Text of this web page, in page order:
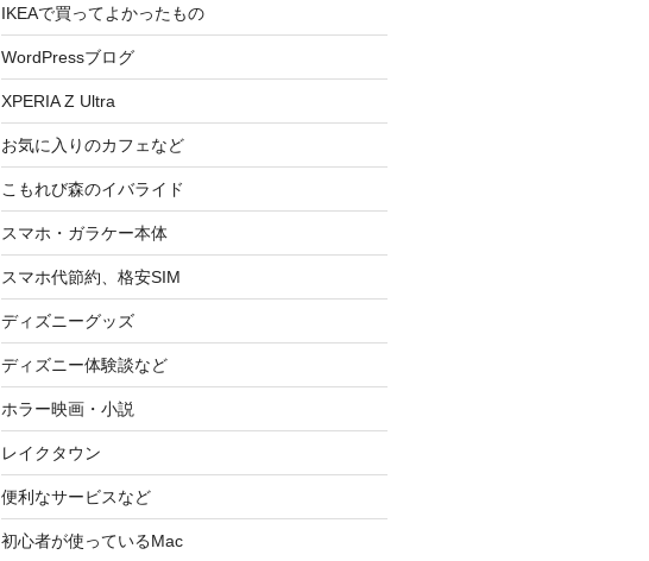
IKEAで買ってよかったもの
WordPressブログ
XPERIA Z Ultra
お気に入りのカフェなど
こもれび森のイバライド
スマホ・ガラケー本体
スマホ代節約、格安SIM
ディズニーグッズ
ディズニー体験談など
ホラー映画・小説
レイクタウン
便利なサービスなど
初心者が使っているMac